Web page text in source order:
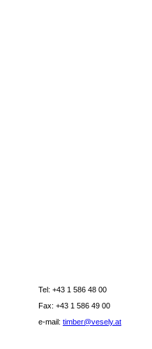
Tel: +43 1 586 48 00
Fax: +43 1 586 49 00
e-mail: timber@vesely.at